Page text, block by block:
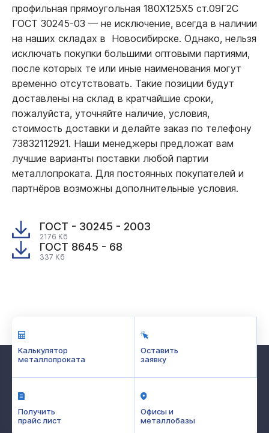
профильная прямоугольная 180Х125Х5 ст.09Г2С
ГОСТ 30245-03 — не исключение, всегда в наличии
на наших складах в Новосибирске. Однако, нельзя
исключать покупки большими оптовыми партиями,
после которых те или иные наименования могут
временно отсутствовать. Такие позиции будут
доставлены на склад в кратчайшие сроки,
пожалуйста, уточняйте наличие, условия,
стоимость доставки и делайте заказ по телефону
73832112921. Наши менеджеры предложат вам
лучшие варианты поставки любой партии
металлопроката. Для постоянных покупателей и
партнёров возможны дополнительные условия.
ГОСТ - 30245 - 2003
2176 Кб
ГОСТ 8645 - 68
337 Кб
Калькулятор
металлопроката
Оставить
заявку
Получить
прайс лист
Офисы и
металлобазы